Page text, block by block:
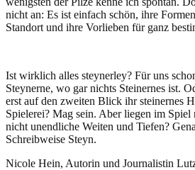
nicht an: Es ist einfach schön, ihre
Standort und ihre Vorlieben für ganz
Ist wirklich alles steynerley? Für uns
Steynerne, wo gar nichts Steinernes ist.
erst auf den zweiten Blick ihr steinernes
Spielerei? Mag sein. Aber liegen im
nicht unendliche Weiten und Tiefen?
Schreibweise Steyn.
Nicole Hein, Autorin und Journalistin